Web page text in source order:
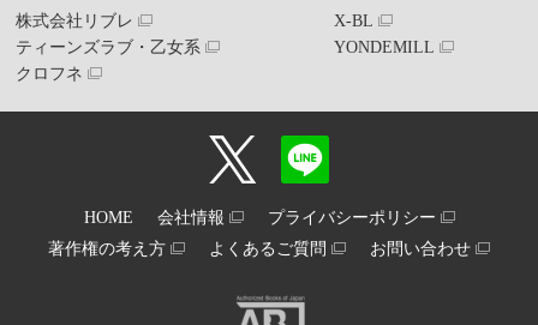
株式会社リブレ
ティーンズラブ・乙女系
クロフネ
X-BL
YONDEMILL
HOME 会社情報
プライバシーポリシー
著作権の考え方
よくあるご質問 お問い合わせ